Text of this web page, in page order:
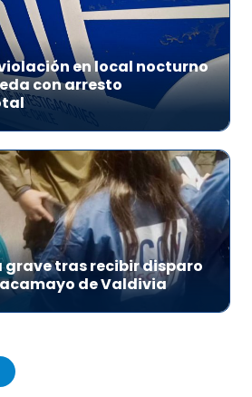
en local nocturno
con arresto
grave tras recibir disparo
de Valdivia